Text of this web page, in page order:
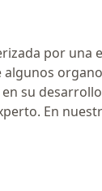
por una
su
En